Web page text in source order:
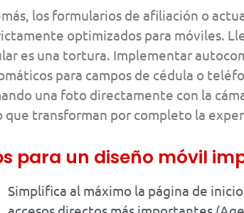
los formularios de afiliación o
optimizados para móviles.
es una tortura. Implementar
para campos de cédula o
una foto directamente con la
que transforman por completo la
para un diseño móvil
Simplifica al máximo la página de